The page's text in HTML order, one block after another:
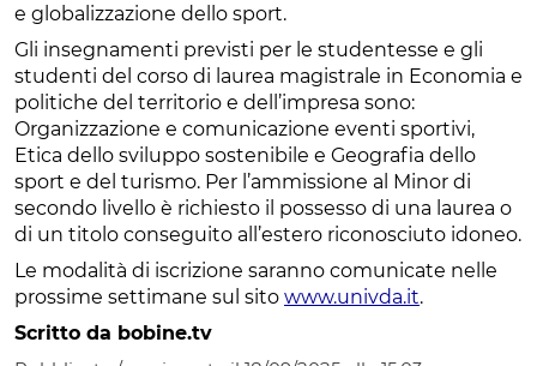
e globalizzazione dello sport.
Gli insegnamenti previsti per le studentesse e gli
studenti del corso di laurea magistrale in Economia e
politiche del territorio e dell’impresa sono:
Organizzazione e comunicazione eventi sportivi,
Etica dello sviluppo sostenibile e Geografia dello
sport e del turismo. Per l’ammissione al Minor di
secondo livello è richiesto il possesso di una laurea o
di un titolo conseguito all’estero riconosciuto idoneo.
Le modalità di iscrizione saranno comunicate nelle
prossime settimane sul sito www.univda.it.
Scritto da bobine.tv